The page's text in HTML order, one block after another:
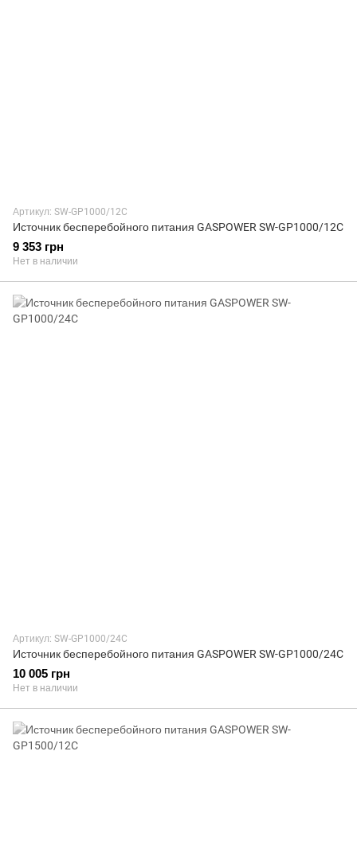
Артикул: SW-GP1000/12C
Источник бесперебойного питания GASPOWER SW-GP1000/12C
9 353 грн
Нет в наличии
Артикул: SW-GP1000/24C
Источник бесперебойного питания GASPOWER SW-GP1000/24C
10 005 грн
Нет в наличии